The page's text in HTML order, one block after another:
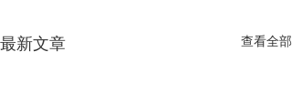
最新文章 查看全部